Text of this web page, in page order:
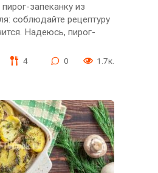
запеканку из
соблюдайте рецептуру
Надеюсь, пирог-
4 0 1.7к.